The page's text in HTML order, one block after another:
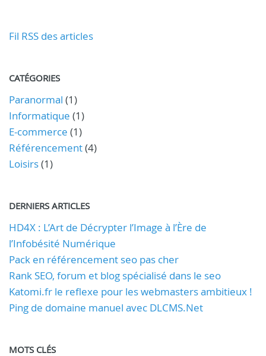
Fil RSS des articles
CATÉGORIES
Paranormal (1)
Informatique (1)
E-commerce (1)
Référencement(4)
Loisirs(1)
DERNIERS ARTICLES
HD4X : L’Art de Décrypter l’Image à l’Ère de
l’Infobésité Numérique
Pack en référencement seo pas cher
Rank SEO, forum et blog spécialisé dans le seo
Katomi.fr le reflexe pour les webmasters ambitieux !
Ping de domaine manuel avec DLCMS.Net
MOTS CLÉS